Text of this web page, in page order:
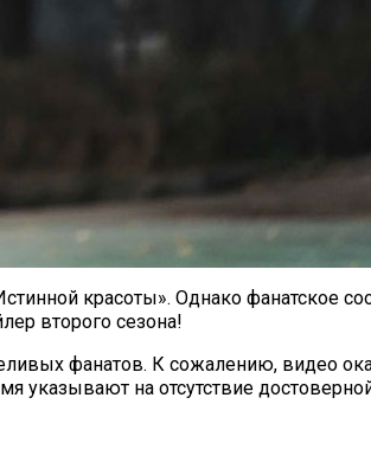
красоты». Однако фанатское
второго сезона!
фанатов. К сожалению, видео
указывают на отсутствие